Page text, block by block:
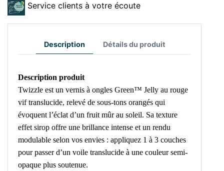
Service clients à votre écoute
Description Détails du produit
Description produit
Twizzle est un vernis à ongles Green™ Jelly au rouge
vif translucide, relevé de sous-tons orangés qui
évoquent l’éclat d’un fruit mûr au soleil. Sa texture
effet sirop offre une brillance intense et un rendu
modulable selon vos envies : appliquez 1 à 3 couches
pour passer d’un voile translucide à une couleur semi-
opaque plus soutenue.